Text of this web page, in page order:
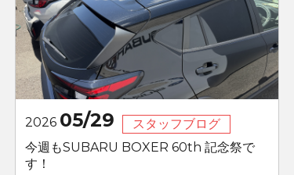
2026 05/29
スタッフブログ
今週もSUBARU BOXER 60th 記念祭で
す！